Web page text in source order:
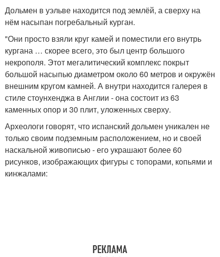
Дольмен в уэльве находится под землёй, а сверху на
нём насыпан погребальный курган.
"Они просто взяли круг камей и поместили его внутрь
кургана … скорее всего, это был центр большого
некрополя. Этот мегалитический комплекс покрыт
большой насыпью диаметром около 60 метров и окружён
внешним кругом камней. А внутри находится галерея в
стиле стоунхенджа в Англии - она состоит из 63
каменных опор и 30 плит, уложенных сверху.
Археологи говорят, что испанский дольмен уникален не
только своим подземным расположением, но и своей
наскальной живописью - его украшают более 60
рисунков, изображающих фигуры с топорами, копьями и
кинжалами: